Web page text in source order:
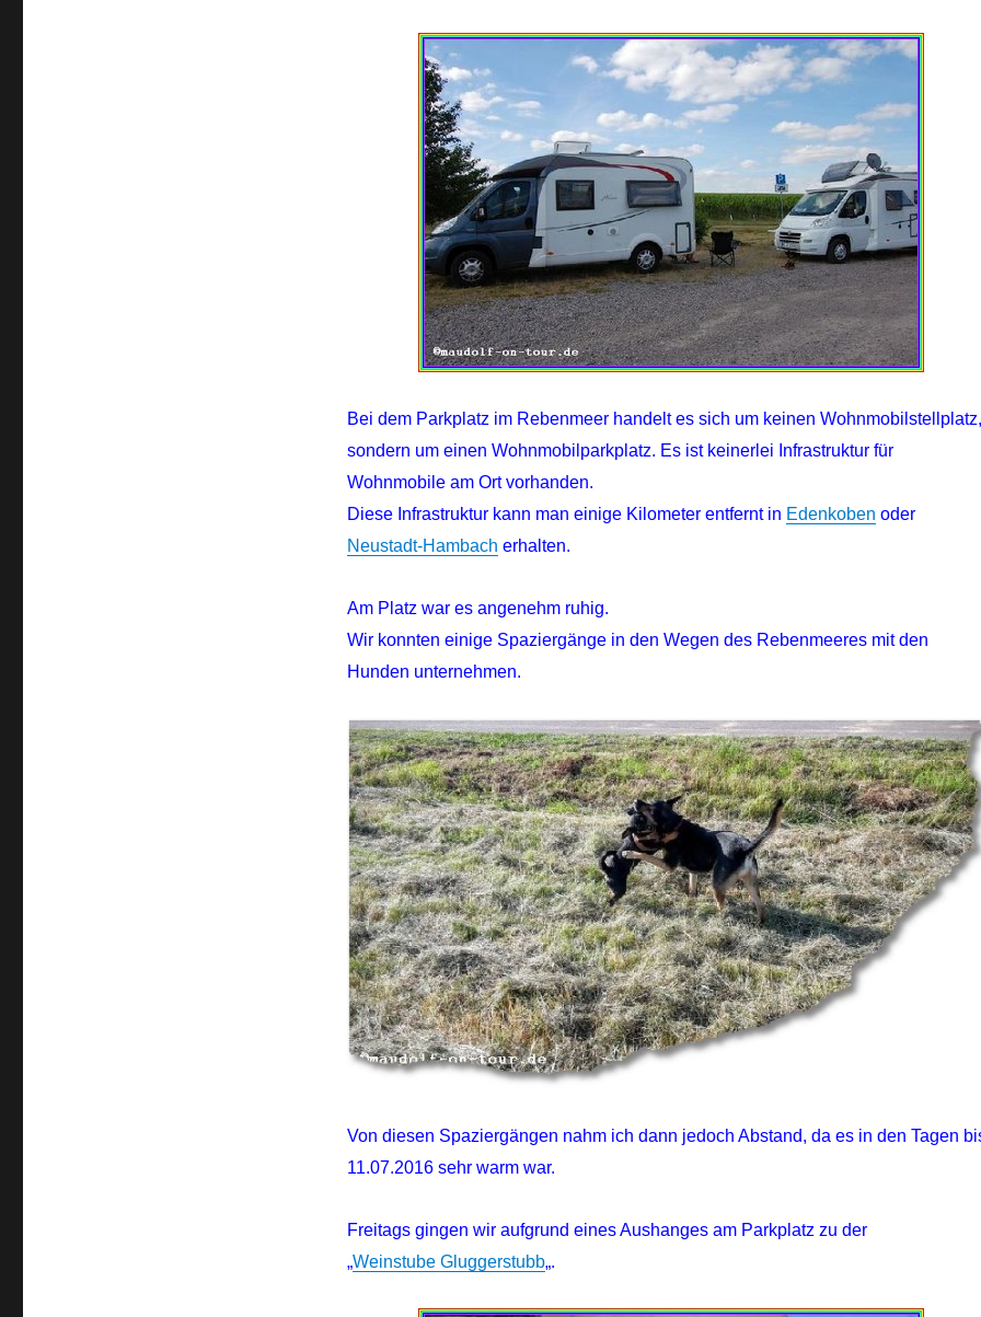
Bei dem Parkplatz im Rebenmeer handelt es sich um keinen Wohnmobilstellplatz,
sondern um einen Wohnmobilparkplatz. Es ist keinerlei Infrastruktur für
Wohnmobile am Ort vorhanden.
Diese Infrastruktur kann man einige Kilometer entfernt in Edenkoben oder
Neustadt-Hambach erhalten.
Am Platz war es angenehm ruhig.
Wir konnten einige Spaziergänge in den Wegen des Rebenmeeres mit den
Hunden unternehmen.
Von diesen Spaziergängen nahm ich dann jedoch Abstand, da es in den Tagen
11.07.2016 sehr warm war.
Freitags gingen wir aufgrund eines Aushanges am Parkplatz zu der
„Weinstube Gluggerstubb„.